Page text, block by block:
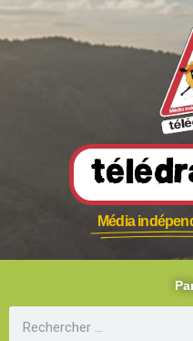
Média